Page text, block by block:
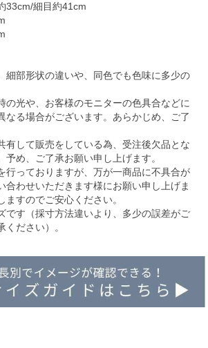
33cm/細目約41cm
細部形状の違いや、同色でも色味に多少の
の光や、お客様のモニターの色具合などに
なる場合がございます。あらかじめ、ご了
有して販売をしている為、受注後欠品とな
予め、ご了承お願い申し上げます。
行っておりますが、万が一商品に不具合が
合わせいただきます様にお願い申し上げま
すのでご安心ください。
です（採寸方法違いより、多少の誤差がご
ください）。